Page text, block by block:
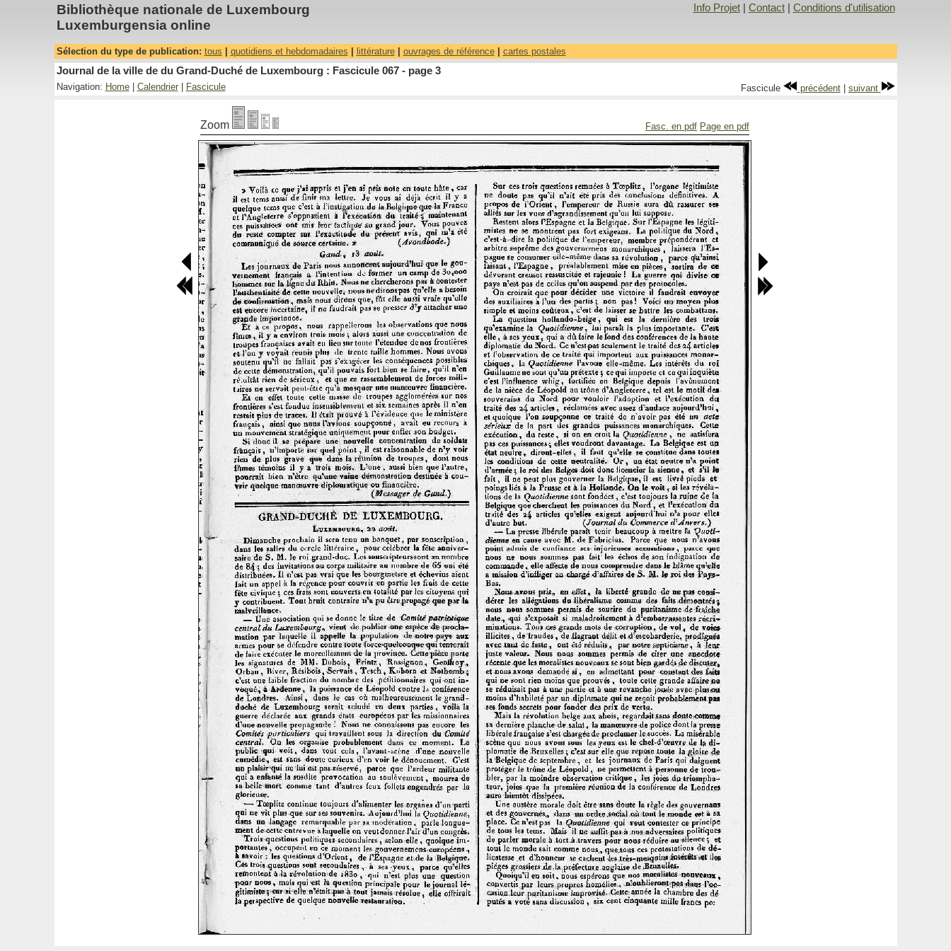
Bibliothèque nationale de Luxembourg
Luxemburgensia online
Info Projet| Contact| Conditions d'utilisation
Sélection du type de publication: tous quotidiens et hebdomadaires littérature| ouvrages de référence| cartes postales
Journal de la ville de du Grand-Duché de Luxembourg : Fascicule 067 - page 3
Navigation: Home| Calendrier| Fascicule Fascicule précédent| suivant
Zoom Fasc. en pdf Page en pdf